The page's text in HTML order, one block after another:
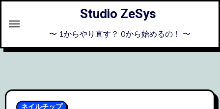
ス
Studio ZeSys
〜 1からやり直す？ 0から始めるの！ 〜
ネイルチップ